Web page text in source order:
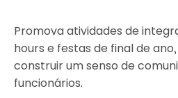
Promova atividades de
hours e festas de final de
construir um senso de
funcionários.